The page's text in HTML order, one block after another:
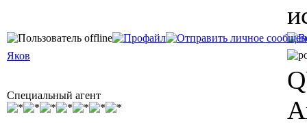
Яков
Специальный агент